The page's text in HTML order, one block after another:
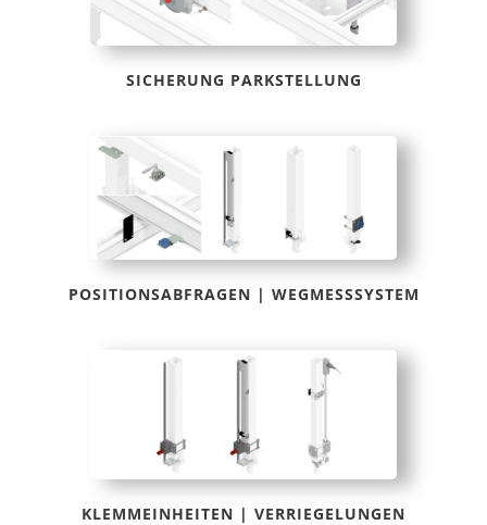
SICHERUNG PARKSTELLUNG
POSITIONSABFRAGEN | WEGMESSSYSTEM
KLEMMEINHEITEN | VERRIEGELUNGEN